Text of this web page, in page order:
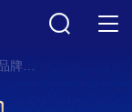
芦荟盆栽十大品牌排行榜